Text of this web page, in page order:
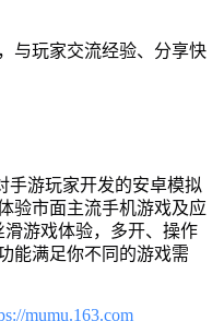
与玩家交流经验、分享快
手游玩家开发的安卓模拟
验市面主流手机游戏及应
游戏体验，多开、操作
能满足你不同的游戏需
mumu.163.com